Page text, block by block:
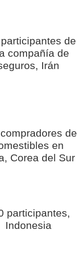
de
compañía de
Irán
de
en
Corea del Sur
participantes,
Indonesia